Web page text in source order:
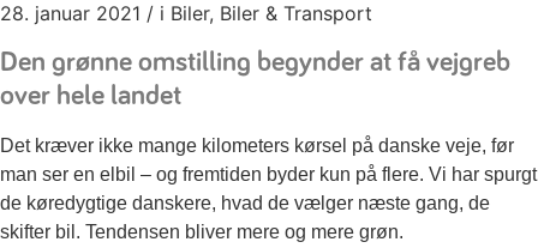
28. januar 2021 / i Biler, Biler & Transport
Den grønne omstilling begynder at få vejgreb
over hele landet
Det kræver ikke mange kilometers kørsel på danske veje, før
man ser en elbil – og fremtiden byder kun på flere. Vi har spurgt
de køredygtige danskere, hvad de vælger næste gang, de
skifter bil. Tendensen bliver mere og mere grøn.